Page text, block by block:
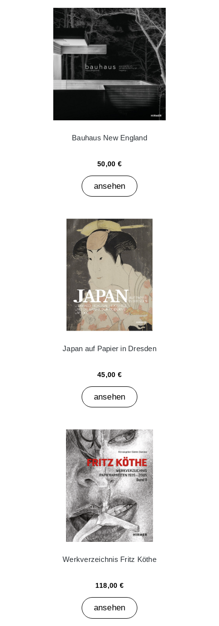
Bauhaus New England
50,00 €
ansehen
Japan auf Papier in Dresden
45,00 €
ansehen
Werkverzeichnis Fritz Köthe
118,00 €
ansehen